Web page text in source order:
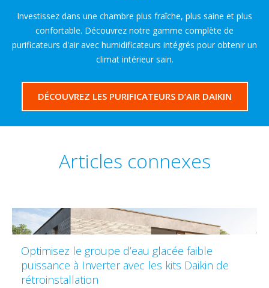
Investissez dans une chambre plus fraîche, plus saine et plus
confortable. Découvrez notre gamme complète de
purificateurs d'air avec humidificateurs intégrés pour obtenir un
climat intérieur sain.
DÉCOUVREZ LES PURIFICATEURS D’AIR DAIKIN
Articles connexes
Optimisez le groupe d’eau glacée faible
puissance à Inverter avec les kits Daikin de
rétroinstallation